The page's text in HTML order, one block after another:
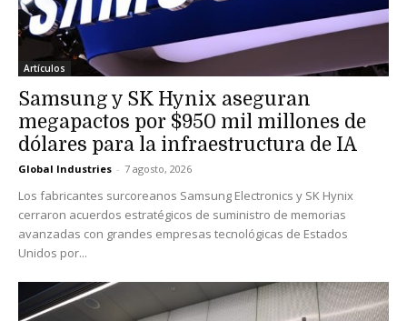
Artículos
Samsung y SK Hynix aseguran
megapactos por $950 mil millones de
dólares para la infraestructura de IA
Global Industries - 7 agosto, 2026
Los fabricantes surcoreanos Samsung Electronics y SK Hynix
cerraron acuerdos estratégicos de suministro de memorias
avanzadas con grandes empresas tecnológicas de Estados
Unidos por...